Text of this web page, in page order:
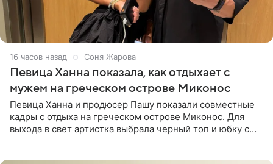
16 часов назад Соня Жарова
Певица Ханна показала, как отдыхает с
мужем на греческом острове Миконос
Певица Ханна и продюсер Пашу показали совместные
кадры с отдыха на греческом острове Миконос. Для
выхода в свет артистка выбрала черный топ и юбку с